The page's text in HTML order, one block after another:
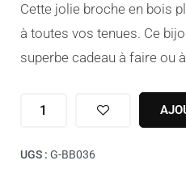
Cette jolie broche en bois
à toutes vos tenues. Ce
superbe cadeau à faire ou
quantité
UGS : G-BB036